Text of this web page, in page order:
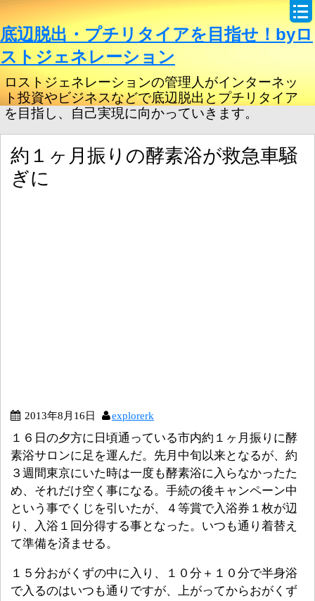
底辺脱出・プチリタイアを目指せ！byロ
ストジェネレーション
ロストジェネレーションの管理人がインターネッ
ト投資やビジネスなどで底辺脱出とプチリタイア
を目指し、自己実現に向かっていきます。
約１ヶ月振りの酵素浴が救急車騒
ぎに
2013年8月16日 explorerk
１６日の夕方に日頃通っている市内約１ヶ月振りに酵
素浴サロンに足を運んだ。先月中旬以来となるが、約
３週間東京にいた時は一度も酵素浴に入らなかったた
め、それだけ空く事になる。手続の後キャンペーン中
という事でくじを引いたが、４等賞で入浴券１枚が辺
り、入浴１回分得する事となった。いつも通り着替え
て準備を済ませる。
１５分おがくずの中に入り、１０分＋１０分で半身浴
で入るのはいつも通りですが、上がってからおがくず